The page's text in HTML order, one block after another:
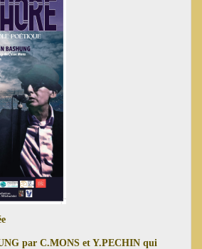
par C.MONS et Y.PECHIN qui